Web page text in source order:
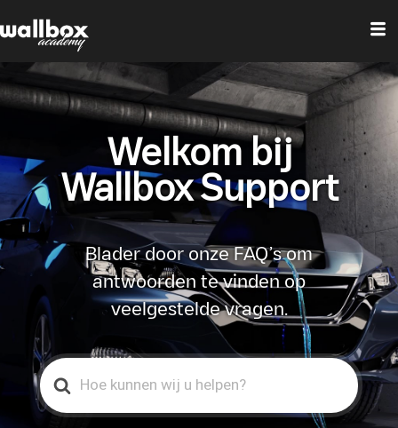
Welkom bij
Wallbox Support
Blader door onze FAQ’s om
antwoorden te vinden op
veelgestelde vragen.
Search
For